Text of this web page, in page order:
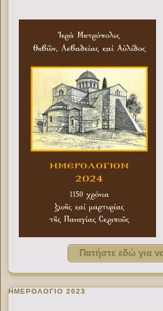
Πατήστε εδώ για
ΗΜΕΡΟΛΟΓΙΟ 2023